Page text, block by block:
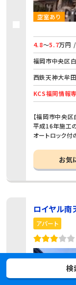
空室あり
4.8～5.7万円
福岡市中央区
西鉄天神大牟
KCS福岡情報
【福岡市中央区
平成16年施工
オートロック付
お気
ロイヤル南
アパート
検